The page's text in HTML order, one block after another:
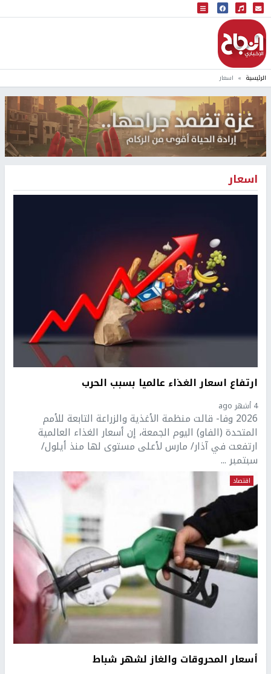
البث المباشر
إذاعة النجاح
الرئيسية اسعار
اسعار
ارتفاع اسعار الغذاء عالميا بسبب الحرب
4 أشهر ago
2026 وفا- قالت ​منظمة الأغذية والزراعة التابعة للأمم
المتحدة (الفاو) اليوم الجمعة، إن أسعار الغذاء العالمية
ارتفعت في آذار/ ‌مارس لأعلى مستوى لها منذ أيلول/
سبتمبر ...
اقتصاد
أسعار المحروقات والغاز لشهر شباط